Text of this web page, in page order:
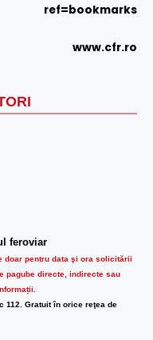
feroviar
pentru data şi ora solicitării
pagube directe, indirecte sau
112. Gratuit în orice reţea de
ref=bookmarks
www.cfr.ro